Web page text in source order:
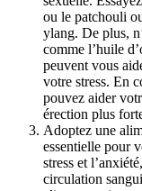
ou le patchouli
ylang. De plus,
comme l’huile
peuvent vous
votre stress. En
pouvez aider
érection plus
Adoptez une
essentielle pour
stress et
circulation